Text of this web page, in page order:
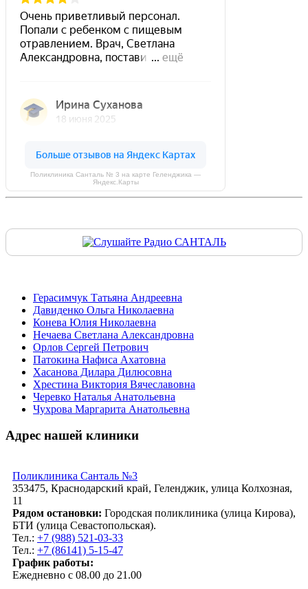
Поликлиника Санталь № 3 на карте Геленджика —
Яндекс.Карты
Герасимчук Татьяна Андреевна
Давиденко Ольга Николаевна
Конева Юлия Николаевна
Нечаева Светлана Александровна
Орлов Сергей Петрович
Патокина Нафиса Ахатовна
Хасанова Дилара Дилюсовна
Хрестина Виктория Вячеславовна
Черевко Наталья Анатольевна
Чухрова Маргарита Анатольевна
Адрес нашей клиники
Поликлиника Санталь №3
353475, Краснодарский край, Геленджик, улица Колхозная,
11
Рядом остановки: Городская поликлиника (улица Кирова),
БТИ (улица Севастопольская).
Тел.: +7 (988) 521-03-33
Тел.: +7 (86141) 5-15-47
График работы:
Ежедневно с 08.00 до 21.00